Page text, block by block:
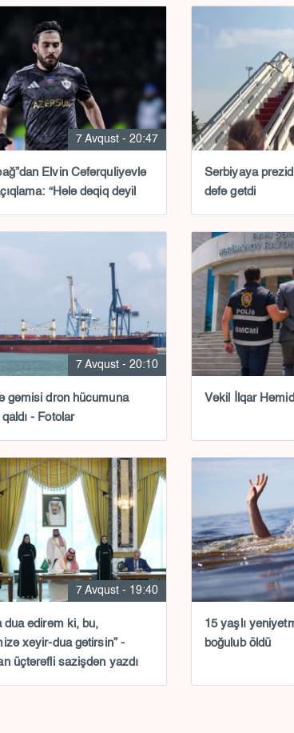
7 Avqust - 20:47
Elvin Cəfərquliyevlə
“Hələ dəqiq deyil
Serbiyaya
dəfə getdi
7 Avqust - 20:10
gəmisi dron hücumuna
- Fotolar
Vəkil İlqar
7 Avqust - 19:40
dua edirəm ki, bu,
xeyir-dua gətirsin” -
üçtərəfli sazişdən yazdı
15 yaşlı
boğulub öldü